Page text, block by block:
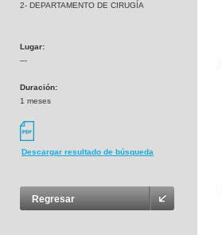
2- DEPARTAMENTO DE CIRUGÍA
Lugar:
---
Duración:
1 meses
Descargar resultado de búsqueda
Regresar